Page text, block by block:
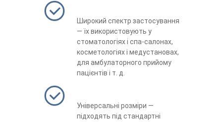
Широкий спектр застосування
— їх використовують у
стоматологіях і спа-салонах,
косметологіях і медустановах,
для амбулаторного прийому
пацієнтів і т. д.
Універсальні розміри —
підходять під стандартні